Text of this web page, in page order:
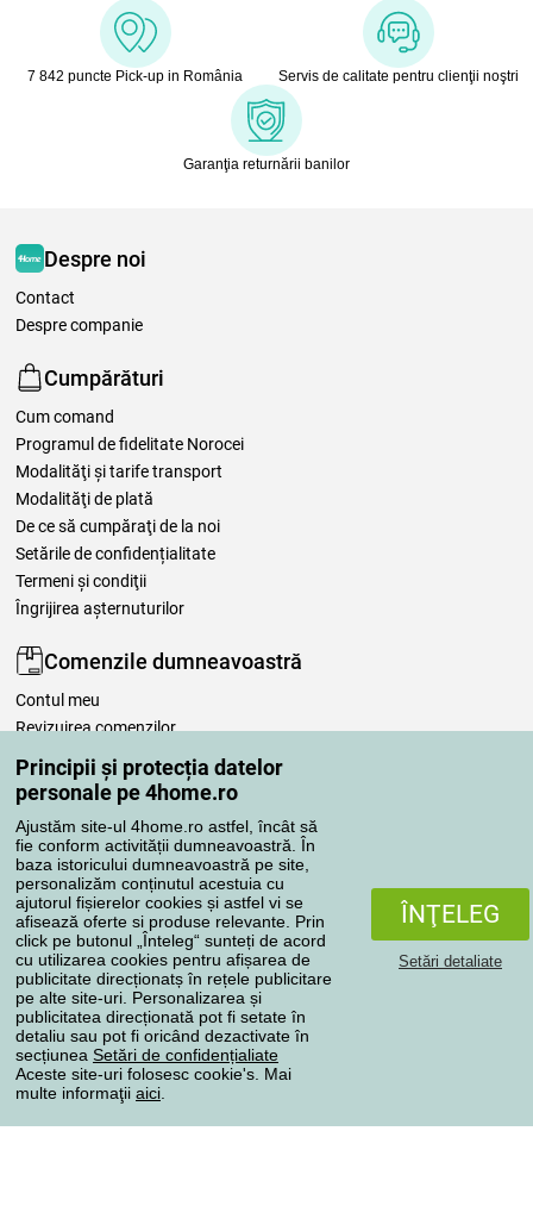
Principii și protecția datelor
personale pe 4home.ro
Ajustăm site-ul 4home.ro astfel, încât să
fie conform activității dumneavoastră. În
baza istoricului dumneavoastră pe site,
personalizăm conținutul acestuia cu
ajutorul fișierelor cookies și astfel vi se
afisează oferte si produse relevante. Prin
click pe butonul „Înteleg“ sunteți de acord
cu utilizarea cookies pentru afișarea de
publicitate direcționatș în rețele publicitare
pe alte site-uri. Personalizarea și
publicitatea direcționată pot fi setate în
detaliu sau pot fi oricând dezactivate în
secțiunea Setări de confidențialiate
Aceste site-uri folosesc cookie's. Mai
multe informaţii aici
ÎNŢELEG
Setări detaliate
7 842 puncte Pick-up in România Servis de calitate pentru clienţii noştri
Garanţia returnării banilor
Despre noi
Contact
Despre companie
Cumpărături
Cum comand
Programul de fidelitate Norocei
Modalităţi şi tarife transport
Modalităţi de plată
De ce să cumpăraţi de la noi
Setările de confidențialitate
Termeni şi condiţii
Îngrijirea așternuturilor
Comenzile dumneavoastră
Contul meu
Revizuirea comenzilor
Reclamaţii
Retragere de la contract
Regulile de procesare a recenziilor
Metode de transport
Metode de plată
Magazin de încredere